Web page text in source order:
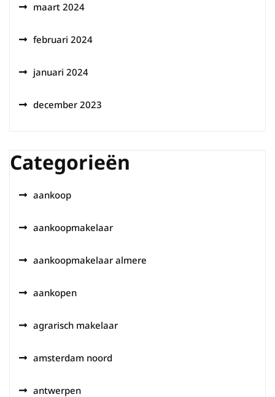
maart 2024
februari 2024
januari 2024
december 2023
Categorieën
aankoop
aankoopmakelaar
aankoopmakelaar almere
aankopen
agrarisch makelaar
amsterdam noord
antwerpen